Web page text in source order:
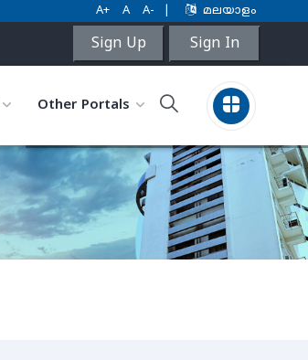
A+ A A- മലയാളം
Sign Up Sign In
Other Portals